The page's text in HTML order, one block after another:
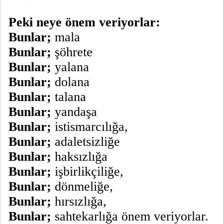
Peki neye önem veriyorlar:
Bunlar; mala
Bunlar; şöhrete
Bunlar; yalana
Bunlar; dolana
Bunlar; talana
Bunlar; yandaşa
Bunlar; istismarcılığa,
Bunlar; adaletsizliğe
Bunlar; haksızlığa
Bunlar; işbirlikçiliğe,
Bunlar; dönmeliğe,
Bunlar; hırsızlığa,
Bunlar; sahtekarlığa önem veriyorlar.